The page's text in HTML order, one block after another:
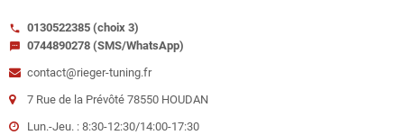
call 0130522385 (choix 3)
sms
0744890278 (SMS/WhatsApp)
contact@rieger-tuning.fr
7 Rue de la Prévôté 78550 HOUDAN
Lun.-Jeu. : 8:30-12:30/14:00-17:30